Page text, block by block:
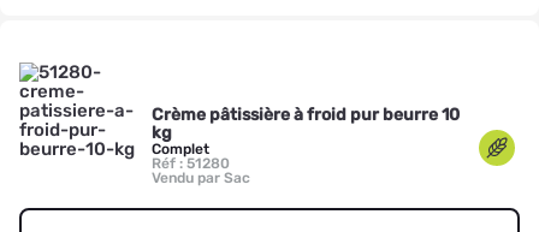
Crème pâtissière à froid pur beurre 10
kg
Complet
Réf : 51280
Vendu par Sac